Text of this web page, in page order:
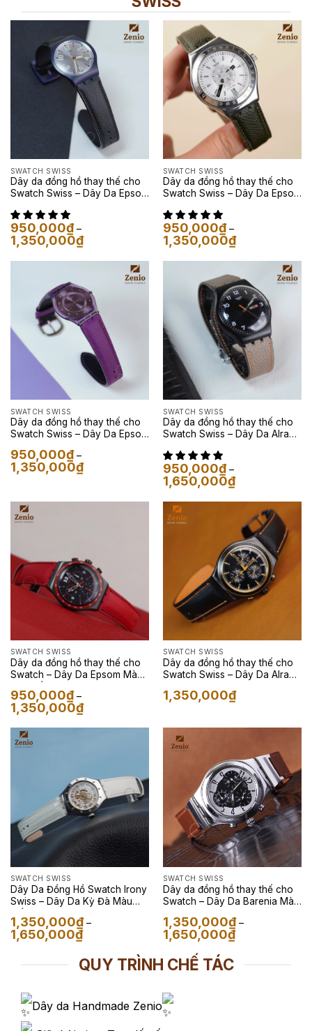
SWATCH SWISS
Dây da đồng hồ thay thế cho
Swatch Swiss – Dây Da Epsom
950,000₫ –
1,350,000₫Khoảng
giá:
1,350,000₫
SWATCH SWISS
Dây da đồng hồ thay thế cho
Swatch Swiss – Dây Da Epsom
950,000₫ –
1,350,000₫Khoảng
giá:
đến
1,350,000₫
SWATCH SWISS
Dây da đồng hồ thay thế cho
Swatch Swiss – Dây Da Epsom
950,000₫ –
1,350,000₫Khoảng
giá:
đến
SWATCH SWISS
Dây da đồng hồ thay thế cho
Swatch Swiss – Dây Da Alran
950,000₫ –
1,650,000₫Khoảng
giá:
1,650,000₫
SWATCH SWISS
Dây da đồng hồ thay thế cho
Swatch – Dây Da Epsom Màu
950,000₫ –
1,350,000₫Khoảng
giá:
SWATCH SWISS
Dây da đồng hồ thay thế cho
Swatch Swiss – Dây Da Alran
1,350,000₫
SWATCH SWISS
Dây Da Đồng Hồ Swatch Irony
Swiss – Dây Da Kỳ Đà Màu
1,350,000₫ –
1,650,000₫Khoảng
giá:
1,350,000₫
đến
SWATCH SWISS
Dây da đồng hồ thay thế cho
Swatch – Dây Da Barenia Màu
1,350,000₫ –
1,650,000₫Khoảng
giá:
QUY TRÌNH CHẾ TÁC
Dây da Handmade Zenio